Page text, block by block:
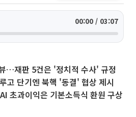
00:00 / 03:07
…재판 5건은 '정치적 수사' 규정
고 단기엔 북핵 '동결' 협상 제시
초과이익은 기본소득식 환원 구상